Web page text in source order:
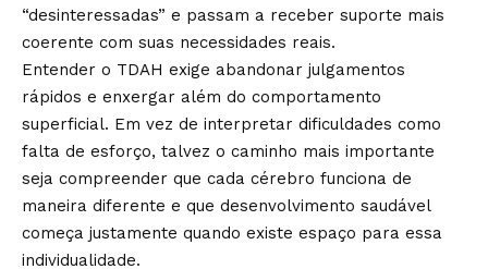
“desinteressadas” e passam a receber suporte mais
coerente com suas necessidades reais.
Entender o TDAH exige abandonar julgamentos
rápidos e enxergar além do comportamento
superficial. Em vez de interpretar dificuldades como
falta de esforço, talvez o caminho mais importante
seja compreender que cada cérebro funciona de
maneira diferente e que desenvolvimento saudável
começa justamente quando existe espaço para essa
individualidade.